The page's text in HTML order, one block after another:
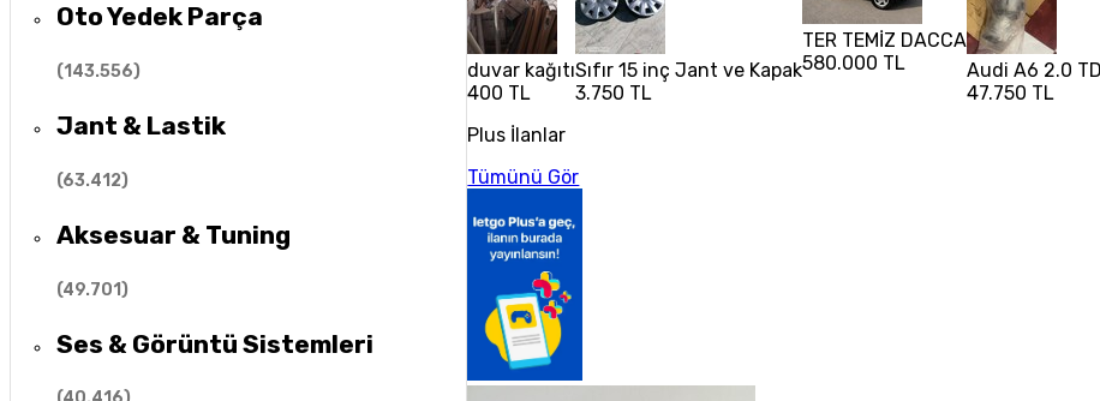
Oto Yedek Parça
(143.556)
Jant & Lastik
(63.412)
Aksesuar & Tuning
(49.701)
Ses & Görüntü Sistemleri
duvar kağıtı
400 TL
Sıfır 15 inç Jant ve Kapak
3.750 TL
TER TEMİZ DACCA
580.000 TL
Audi A6 2.0
47.750 TL
Plus İlanlar
Tümünü Gör